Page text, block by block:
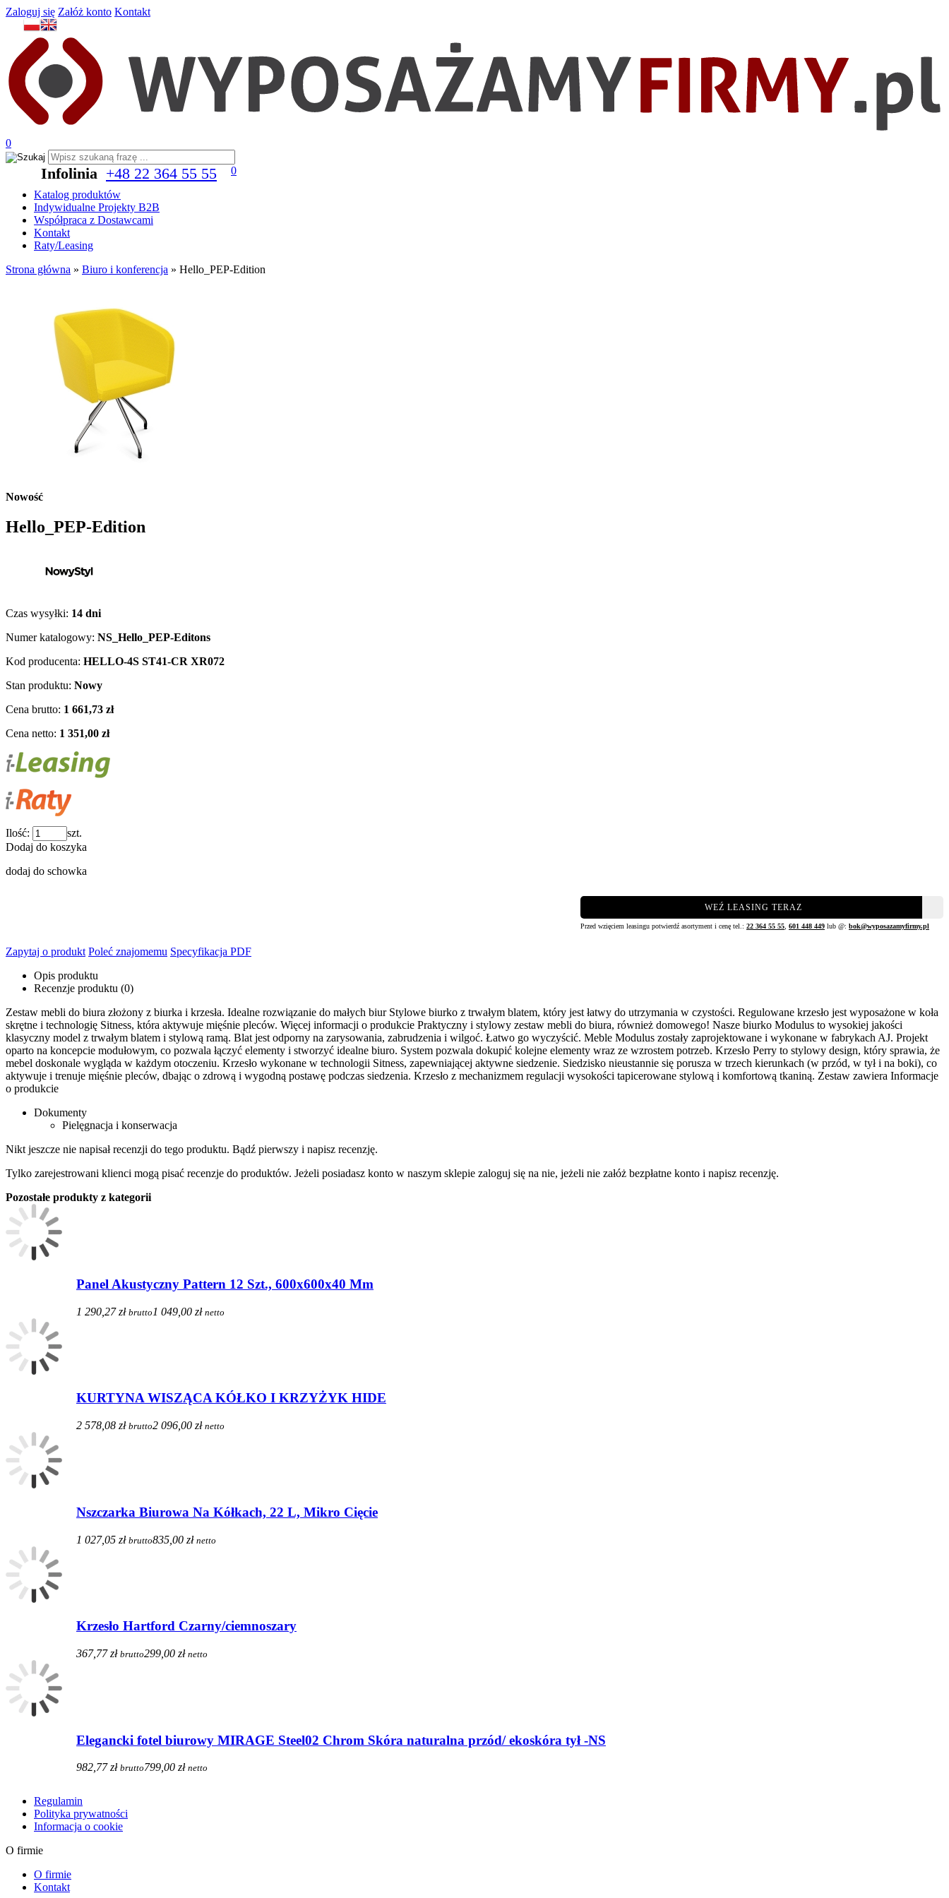
Zaloguj się Załóż konto Kontakt
0
Infolinia +48 22 364 55 55
0
Katalog produktów
Indywidualne Projekty B2B
Współpraca z Dostawcami
Kontakt
Raty/Leasing
Strona główna » Biuro i konferencja » Hello_PEP-Edition
Nowość
Hello_PEP-Edition
Czas wysyłki: 14 dni
Numer katalogowy: NS_Hello_PEP-Editons
Kod producenta: HELLO-4S ST41-CR XR072
Stan produktu: Nowy
Cena brutto: 1 661,73 zł
Cena netto: 1 351,00 zł
Ilość:
szt.
Dodaj do koszyka
dodaj do schowka
WEŹ LEASING TERAZ
Przed wzięciem leasingu potwierdź asortyment i cenę tel.: 22 364 55 55 601 448 449 lub @: bok@wyposazamyfirmy.pl
Zapytaj o produkt Poleć znajomemu Specyfikacja PDF
Opis produktu
Recenzje produktu (0)
Zestaw mebli do biura złożony z biurka i krzesła. Idealne rozwiązanie do małych biur Stylowe biurko z trwałym blatem, który jest łatwy do utrzymania w czystości. Regulowane krzesło jest wyposażone w koła
skrętne i technologię Sitness, która aktywuje mięśnie pleców. Więcej informacji o produkcie Praktyczny i stylowy zestaw mebli do biura, również domowego! Nasze biurko Modulus to wysokiej jakości
klasyczny model z trwałym blatem i stylową ramą. Blat jest odporny na zarysowania, zabrudzenia i wilgoć. Łatwo go wyczyścić. Meble Modulus zostały zaprojektowane i wykonane w fabrykach AJ. Projekt
oparto na koncepcie modułowym, co pozwala łączyć elementy i stworzyć idealne biuro. System pozwala dokupić kolejne elementy wraz ze wzrostem potrzeb. Krzesło Perry to stylowy design, który sprawia, że
mebel doskonale wygląda w każdym otoczeniu. Krzesło wykonane w technologii Sitness, zapewniającej aktywne siedzenie. Siedzisko nieustannie się porusza w trzech kierunkach (w przód, w tył i na boki), co
aktywuje i trenuje mięśnie pleców, dbając o zdrową i wygodną postawę podczas siedzenia. Krzesło z mechanizmem regulacji wysokości tapicerowane stylową i komfortową tkaniną. Zestaw zawiera Informacje
o produkcie
Dokumenty
Pielęgnacja i konserwacja
Nikt jeszcze nie napisał recenzji do tego produktu. Bądź pierwszy i napisz recenzję.
Tylko zarejestrowani klienci mogą pisać recenzje do produktów. Jeżeli posiadasz konto w naszym sklepie zaloguj się na nie, jeżeli nie załóż bezpłatne konto i napisz recenzję.
Pozostałe produkty z kategorii
Panel Akustyczny Pattern 12 Szt., 600x600x40 Mm
1 290,27 zł brutto 1 049,00 zł netto
KURTYNA WISZĄCA KÓŁKO I KRZYŻYK HIDE
2 578,08 zł brutto2 096,00 zł netto
Nszczarka Biurowa Na Kółkach, 22 L, Mikro Cięcie
1 027,05 zł brutto835,00 zł netto
Krzesło Hartford Czarny/ciemnoszary
367,77 zł brutto299,00 zł netto
Elegancki fotel biurowy MIRAGE Steel02 Chrom Skóra naturalna przód/ ekoskóra tył -NS
982,77 zł brutto799,00 zł netto
Regulamin
Polityka prywatności
Informacja o cookie
O firmie
O firmie
Kontakt